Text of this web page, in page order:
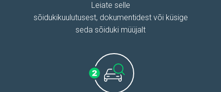
Leiate selle
sõidukikuulutusest, dokumentidest või küsige
seda sõiduki müüjalt